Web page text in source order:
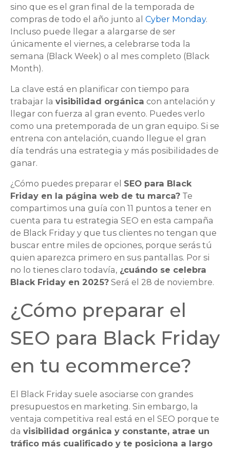
sino que es el gran final de la temporada de
compras de todo el año junto al Cyber Monday.
Incluso puede llegar a alargarse de ser
únicamente el viernes, a celebrarse toda la
semana (Black Week) o al mes completo (Black
Month).
La clave está en planificar con tiempo para
trabajar la visibilidad orgánica con antelación y
llegar con fuerza al gran evento. Puedes verlo
como una pretemporada de un gran equipo. Si se
entrena con antelación, cuando llegue el gran
día tendrás una estrategia y más posibilidades de
ganar.
¿Cómo puedes preparar el SEO para Black
Friday en la página web de tu marca? Te
compartimos una guía con 11 puntos a tener en
cuenta para tu estrategia SEO en esta campaña
de Black Friday y que tus clientes no tengan que
buscar entre miles de opciones, porque serás tú
quien aparezca primero en sus pantallas. Por si
no lo tienes claro todavía, ¿cuándo se celebra
Black Friday en 2025? Será el 28 de noviembre.
¿Cómo preparar el
SEO para Black Friday
en tu ecommerce?
El Black Friday suele asociarse con grandes
presupuestos en marketing. Sin embargo, la
ventaja competitiva real está en el SEO porque te
da visibilidad orgánica y constante, atrae un
tráfico más cualificado y te posiciona a largo